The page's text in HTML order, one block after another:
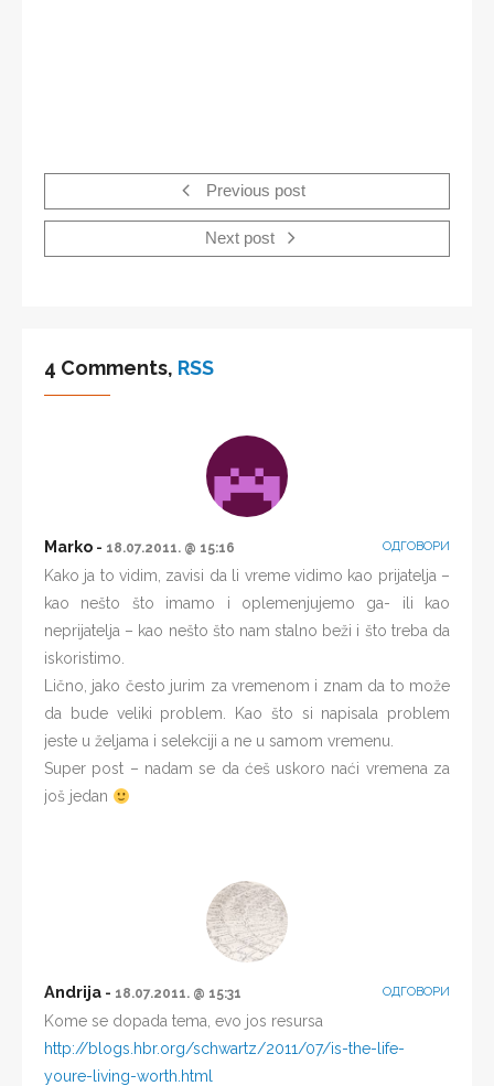
Previous post
Next post
4 Comments, RSS
Marko 18.07.2011. @ 15:16 ОДГОВОРИ
Kako ja to vidim, zavisi da li vreme vidimo kao prijatelja –
kao nešto što imamo i oplemenjujemo ga- ili kao
neprijatelja – kao nešto što nam stalno beži i što treba da
iskoristimo.
Lično, jako često jurim za vremenom i znam da to može
da bude veliki problem. Kao što si napisala problem
jeste u željama i selekciji a ne u samom vremenu.
Super post – nadam se da ćeš uskoro naći vremena za
još jedan
Andrija 18.07.2011. @ 15:31 ОДГОВОРИ
Kome se dopada tema, evo jos resursa
http://blogs.hbr.org/schwartz/2011/07/is-the-life-
youre-living-worth.html